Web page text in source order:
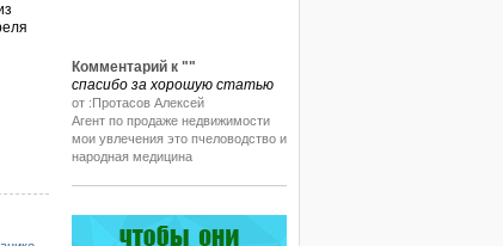
Комментарий к ""
спасибо за хорошую статью
от :Протасов Алексей
Агент по продаже недвижимости
мои увлечения это пчеловодство и
народная медицина